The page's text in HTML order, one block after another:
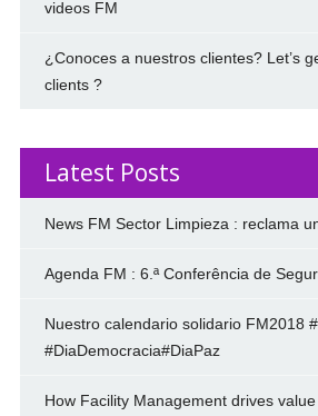
videos FM
¿Conoces a nuestros clientes? Let’s
clients ?
Latest Posts
News FM Sector Limpieza : reclama
Agenda FM : 6.ª Conferência de
Nuestro calendario solidario FM2018
#DiaDemocracia#DiaPaz
How Facility Management drives